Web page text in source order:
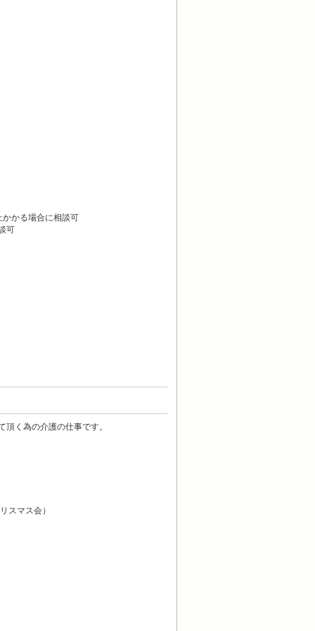
かる場合に相談可
可
く為の介護の仕事です。
マス会）